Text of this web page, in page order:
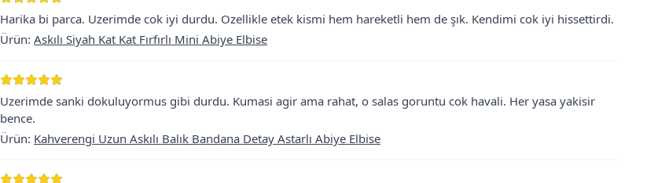
Harika bi parca. Uzerimde cok iyi durdu. Ozellikle etek kismi hem hareketli hem de şık. Kendimi cok iyi hissettirdi.
Ürün: Askılı Siyah Kat Kat Fırfırlı Mini Abiye Elbise
Uzerimde sanki dokuluyormus gibi durdu. Kumasi agir ama rahat, o salas goruntu cok havali. Her yasa yakisir
bence.
Ürün: Kahverengi Uzun Askılı Balık Bandana Detay Astarlı Abiye Elbise